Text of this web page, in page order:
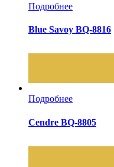
Подробнее
Blue Savoy BQ-8816
Подробнее
Cendre BQ-8805